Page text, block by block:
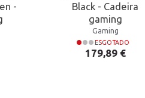
-
Black - Cadeira
gaming
Gaming
ESGOTADO
Preço
179,89 €